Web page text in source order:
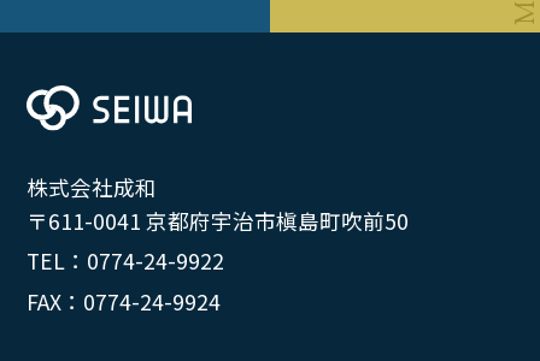
株式会社成和
〒611-0041 京都府宇治市槇島町吹前50
TEL：0774-24-9922
FAX：0774-24-9924